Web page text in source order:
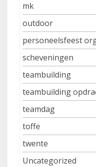
mk
outdoor
personeelsfeest
scheveningen
teambuilding
teambuilding
teamdag
toffe
twente
Uncategorized